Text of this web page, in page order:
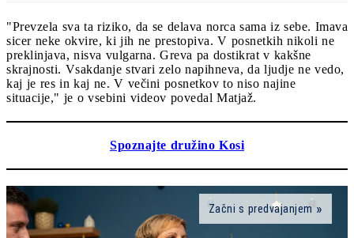
"Prevzela sva ta riziko, da se delava norca sama iz sebe. Imava
sicer neke okvire, ki jih ne prestopiva. V posnetkih nikoli ne
preklinjava, nisva vulgarna. Greva pa dostikrat v kakšne
skrajnosti. Vsakdanje stvari zelo napihneva, da ljudje ne vedo,
kaj je res in kaj ne. V večini posnetkov to niso najine
situacije," je o vsebini videov povedal Matjaž.
Spoznajte družino Kosi
Začni s predvajanjem